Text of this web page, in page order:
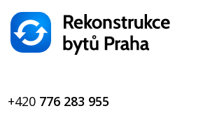
+420 776 283 955